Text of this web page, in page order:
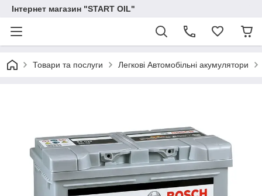
Інтернет магазин "START OIL"
Товари та послуги Легкові Автомобільні акумулятори